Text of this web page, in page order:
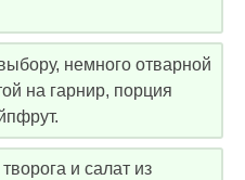
немного отварной
на гарнир, порция
и салат из